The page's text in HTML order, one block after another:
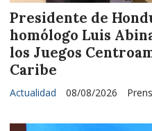
Presidente de
homólogo Luis
los Juegos
Caribe
Actualidad 08/08/2026